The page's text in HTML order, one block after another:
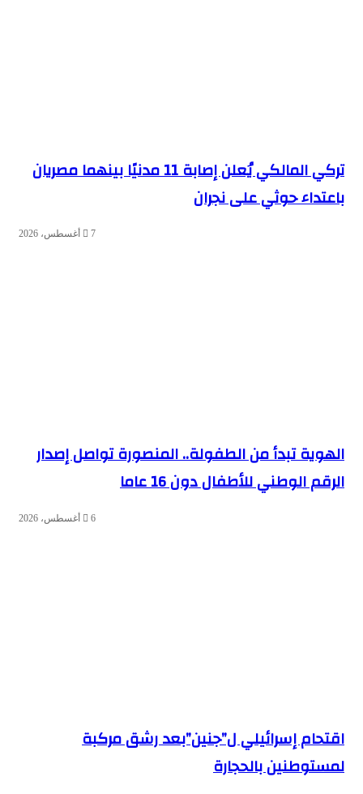
تركي المالكي يُعلن إصابة 11 مدنيًا بينهما مصريان
باعتداء حوثي على نجران
7 أغسطس، 2026
الهوية تبدأ من الطفولة.. المنصورة تواصل إصدار
الرقم الوطني للأطفال دون 16 عاما
6 أغسطس، 2026
اقتحام إسرائيلي ل”جنين”بعد رشق مركبة
لمستوطنين بالحجارة